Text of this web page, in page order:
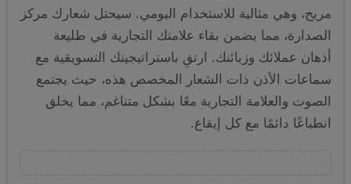
مريح، وهي مثالية للاستخدام اليومي. سيحتل شعارك مركز
الصدارة، مما يضمن بقاء علامتك التجارية في طليعة
أذهان عملائك وزبائنك. ارتقِ باستراتيجيتك التسويقية مع
سماعات الأذن ذات الشعار المخصص هذه، حيث يجتمع
الصوت والعلامة التجارية معًا بشكل متناغم، مما يخلق
انطباعًا دائمًا مع كل إيقاع.